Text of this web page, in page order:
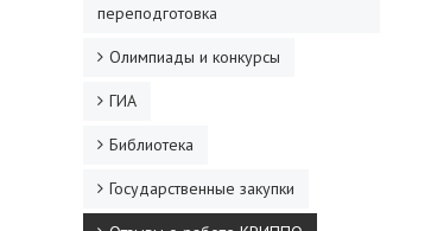
переподготовка
Олимпиады и конкурсы
ГИА
Библиотека
Государственные закупки